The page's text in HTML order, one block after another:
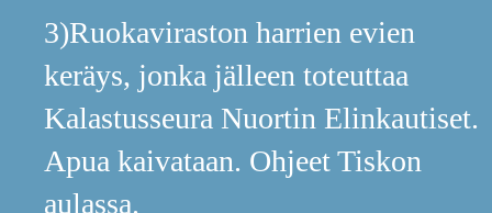
3)Ruokaviraston harrien evien
keräys, jonka jälleen toteuttaa
Kalastusseura Nuortin Elinkautiset.
Apua kaivataan. Ohjeet Tiskon
aulassa.